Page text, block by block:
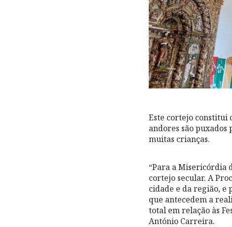
Este cortejo constitui
andores são
muitas crianças.
“Para a Misericórdia
cortejo secular. A
cidade e da região, e
que antecedem a
total em relação às
António Carreira.